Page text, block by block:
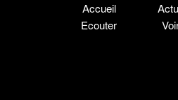
Accueil
Ecouter